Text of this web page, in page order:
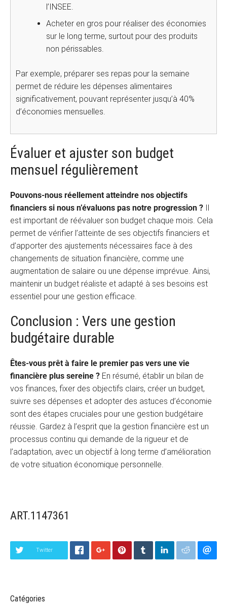
l’INSEE.
Acheter en gros pour réaliser des économies
sur le long terme, surtout pour des produits
non périssables.
Par exemple, préparer ses repas pour la semaine
permet de réduire les dépenses alimentaires
significativement, pouvant représenter jusqu’à 40%
d’économies mensuelles.
Évaluer et ajuster son budget
mensuel régulièrement
Pouvons-nous réellement atteindre nos objectifs
financiers si nous n’évaluons pas notre progression ? Il
est important de réévaluer son budget chaque mois. Cela
permet de vérifier l’atteinte de ses objectifs financiers et
d’apporter des ajustements nécessaires face à des
changements de situation financière, comme une
augmentation de salaire ou une dépense imprévue. Ainsi,
maintenir un budget réaliste et adapté à ses besoins est
essentiel pour une gestion efficace.
Conclusion : Vers une gestion
budgétaire durable
Êtes-vous prêt à faire le premier pas vers une vie
financière plus sereine ? En résumé, établir un bilan de
vos finances, fixer des objectifs clairs, créer un budget,
suivre ses dépenses et adopter des astuces d’économie
sont des étapes cruciales pour une gestion budgétaire
réussie. Gardez à l’esprit que la gestion financière est un
processus continu qui demande de la rigueur et de
l’adaptation, avec un objectif à long terme d’amélioration
de votre situation économique personnelle.
ART.1147361
Twitter
Catégories